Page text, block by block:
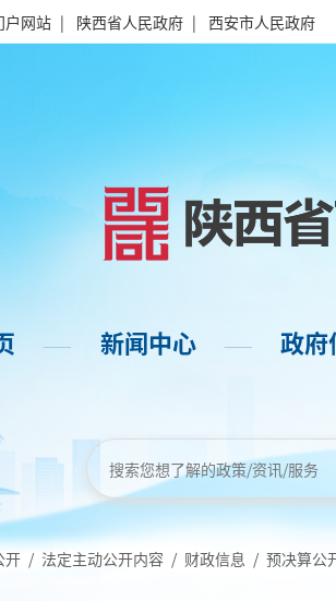
户网站 | 陕西省人民政府 | 西安市人民政府
—— 新闻中心 —— 政府
开 / 法定主动公开内容 / 财政信息 / 预决算公